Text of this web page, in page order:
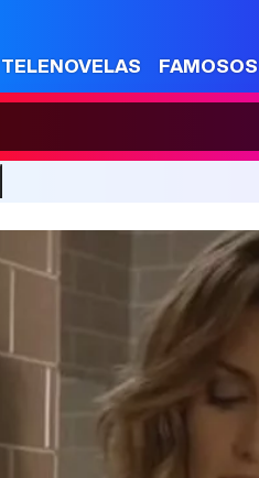
TELENOVELAS FAMOSOS